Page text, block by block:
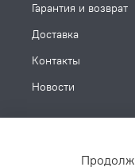
Гарантия и возврат
Доставка
Контакты
Новости